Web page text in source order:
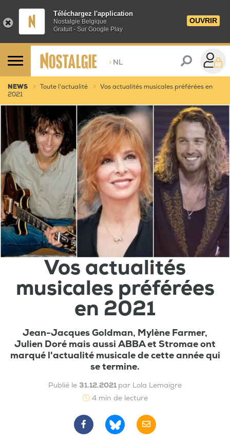
Téléchargez l'application
Nostalgie Belgique
Gratuit - Sur Google Play
OUVRIR
> NL
NEWS Toute l'actualité
Vos actualités musicales préférées en
2021
Vos actualités
musicales préférées
en 2021
Jean-Jacques Goldman, Mylène Farmer,
Julien Doré mais aussi ABBA et Stromae ont
marqué l'actualité musicale de cette année qui
se termine.
Publié le 31.12.2021 par Lola Lemaigre
4 min de lecture